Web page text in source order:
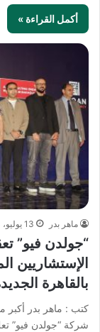
أكمل القراءة »
ماهر بدر 13 يوليو، 2024
“جولدن فيو”
الإستشاريين
بالقاهرة
كتب : ماهر بدر أكبر
شركة “جولدن فيو”